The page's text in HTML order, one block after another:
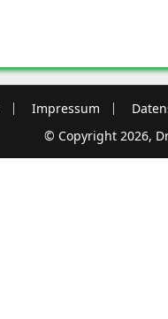
Impressum
© Copyright 2026,